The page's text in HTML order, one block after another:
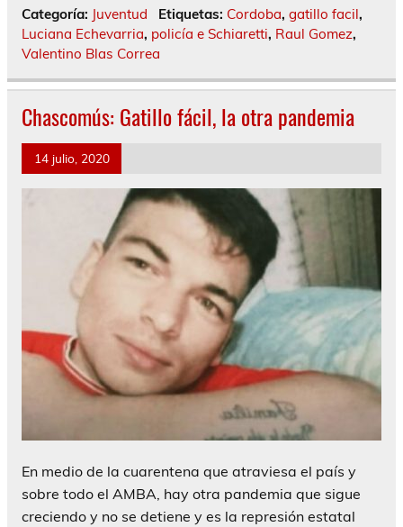
Categoría: Juventud Etiquetas: Cordoba, gatillo facil,
Luciana Echevarria, policía e Schiaretti, Raul Gomez,
Valentino Blas Correa
Chascomús: Gatillo fácil, la otra pandemia
14 julio, 2020
En medio de la cuarentena que atraviesa el país y
sobre todo el AMBA, hay otra pandemia que sigue
creciendo y no se detiene y es la represión estatal